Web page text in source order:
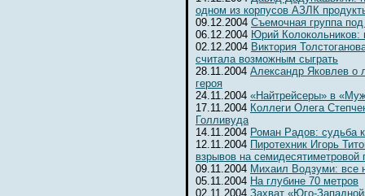
одном из корпусов АЗЛК
09.12.2004 Съемочная группа
06.12.2004 Юрий Колокольников:
02.12.2004 Виктория
считала возможным сыграть
28.11.2004 Александр Яковлев о
героя
24.11.2004 «Найтрейсеры» в
17.11.2004 Коллеги Олега
Голливуда
14.11.2004 Роман Радов: судьба
12.11.2004 Пиротехник Игорь
взрывов на семидесятиметровой
09.11.2004 Михаил Водзуми: все
05.11.2004 На глубине 70 метров
02.11.2004 Захват «Юго-